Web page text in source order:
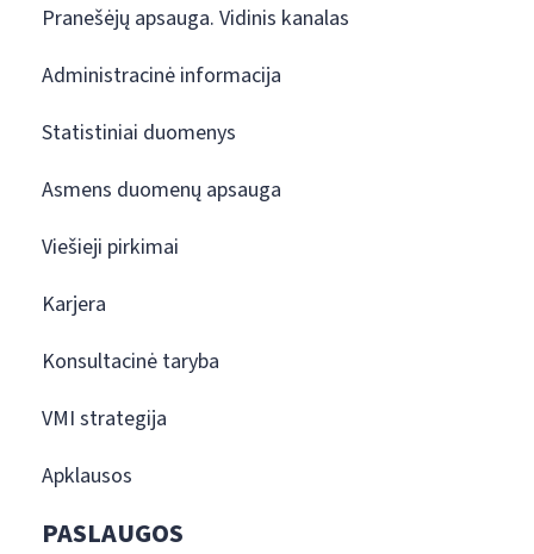
Pranešėjų apsauga. Vidinis kanalas
Administracinė informacija
Statistiniai duomenys
Asmens duomenų apsauga
Viešieji pirkimai
Karjera
Konsultacinė taryba
VMI strategija
Apklausos
PASLAUGOS